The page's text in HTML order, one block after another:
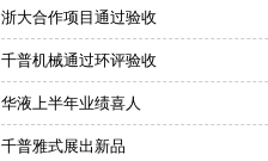
浙大合作项目通过验收
千普机械通过环评验收
华液上半年业绩喜人
千普雅式展出新品